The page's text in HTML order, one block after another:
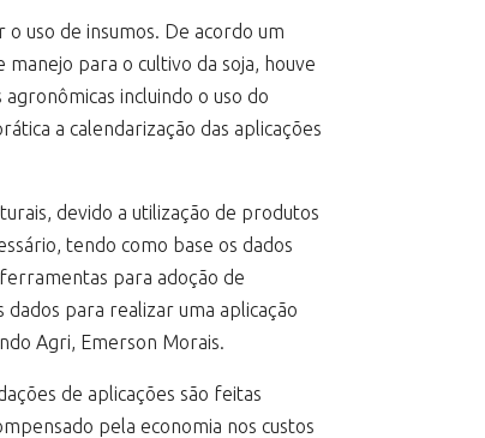
uso de insumos. De acordo um
para o cultivo da soja, houve
incluindo o uso do
a calendarização das aplicações
devido a utilização de produtos
tendo como base os dados
para adoção de
para realizar uma aplicação
Agri, Emerson Morais.
de aplicações são feitas
pela economia nos custos